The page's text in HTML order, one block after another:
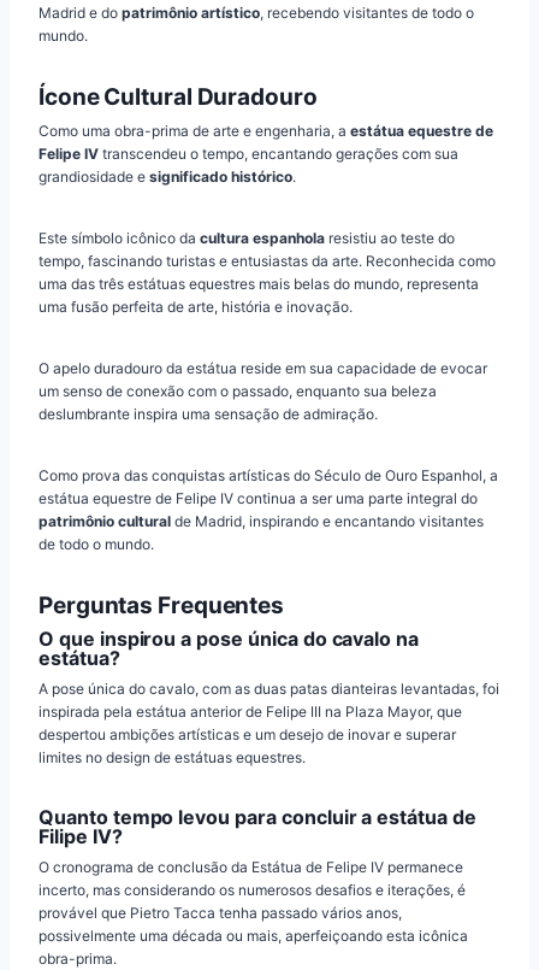
Madrid e do patrimônio artístico, recebendo visitantes de todo o
mundo.
Ícone Cultural Duradouro
Como uma obra-prima de arte e engenharia, a estátua equestre de
Felipe IV transcendeu o tempo, encantando gerações com sua
grandiosidade e significado histórico.
Este símbolo icônico da cultura espanhola resistiu ao teste do
tempo, fascinando turistas e entusiastas da arte. Reconhecida como
uma das três estátuas equestres mais belas do mundo, representa
uma fusão perfeita de arte, história e inovação.
O apelo duradouro da estátua reside em sua capacidade de evocar
um senso de conexão com o passado, enquanto sua beleza
deslumbrante inspira uma sensação de admiração.
Como prova das conquistas artísticas do Século de Ouro Espanhol, a
estátua equestre de Felipe IV continua a ser uma parte integral do
patrimônio cultural de Madrid, inspirando e encantando visitantes
de todo o mundo.
Perguntas Frequentes
O que inspirou a pose única do cavalo na
estátua?
A pose única do cavalo, com as duas patas dianteiras levantadas, foi
inspirada pela estátua anterior de Felipe III na Plaza Mayor, que
despertou ambições artísticas e um desejo de inovar e superar
limites no design de estátuas equestres.
Quanto tempo levou para concluir a estátua de
Filipe IV?
O cronograma de conclusão da Estátua de Felipe IV permanece
incerto, mas considerando os numerosos desafios e iterações, é
provável que Pietro Tacca tenha passado vários anos,
possivelmente uma década ou mais, aperfeiçoando esta icônica
obra-prima.